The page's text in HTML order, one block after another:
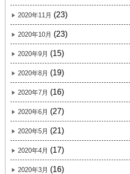
2020年11月 (23)
2020年10月 (23)
2020年9月 (15)
2020年8月 (19)
2020年7月 (16)
2020年6月 (27)
2020年5月 (21)
2020年4月 (17)
2020年3月 (16)